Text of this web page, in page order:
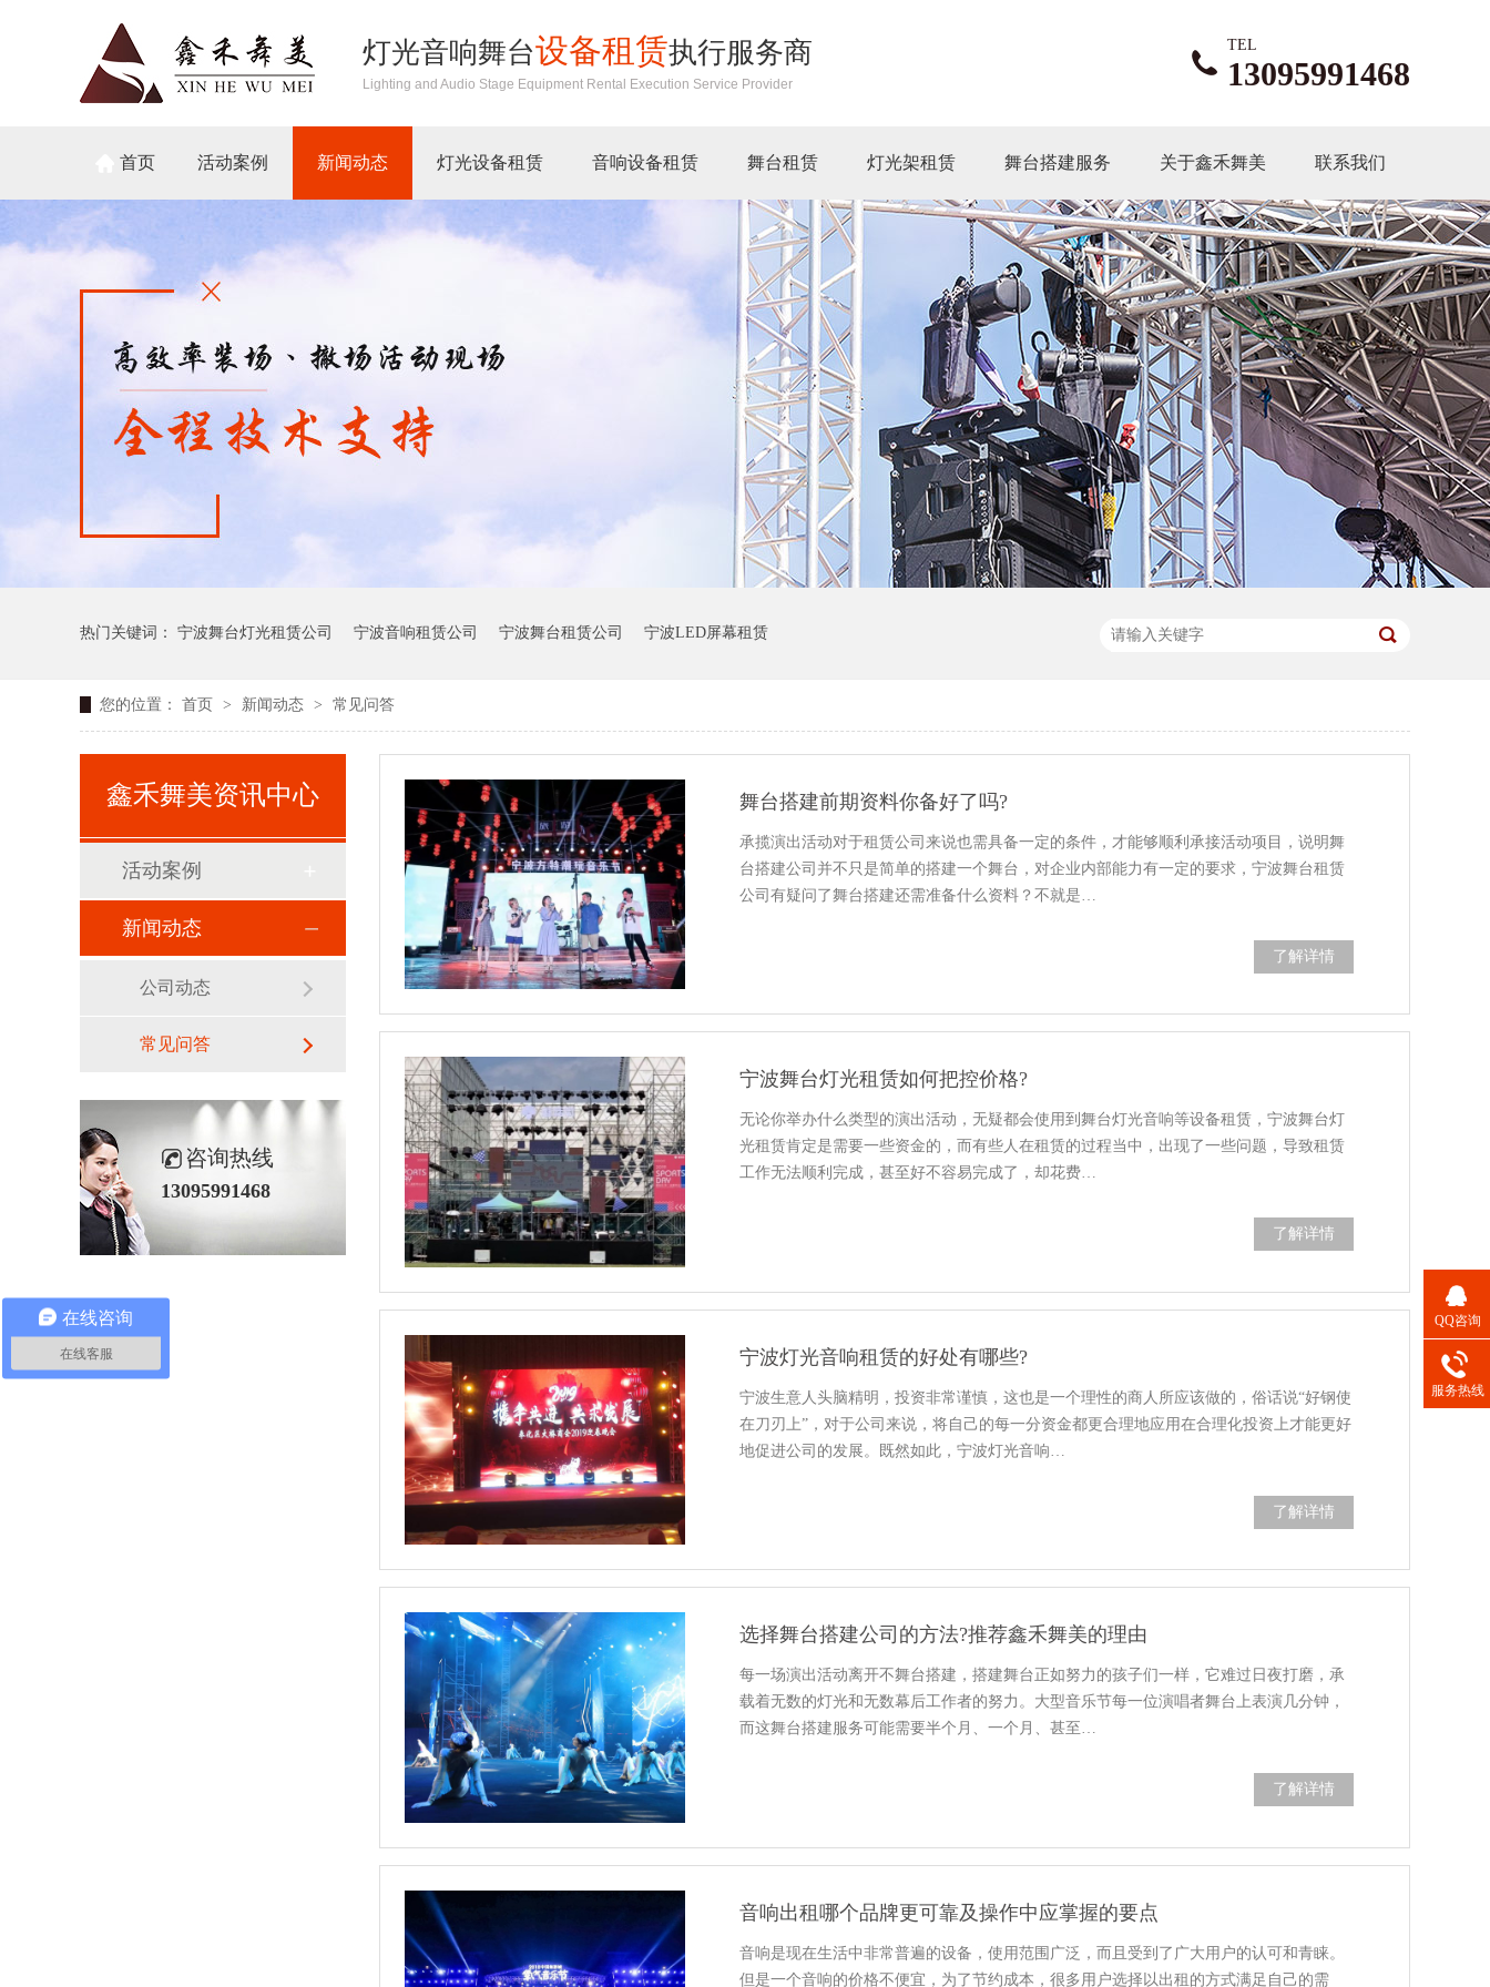
灯光音响舞台设备租赁执行服务商
Lighting and Audio Stage Equipment Rental Execution Service Provider
TEL
13095991468
首页 活动案例 新闻动态 灯光设备租赁 音响设备租赁 舞台租赁 灯光架租赁 舞台搭建服务 关于鑫禾舞美 联系我们
热门关键词： 宁波舞台灯光租赁公司 宁波音响租赁公司 宁波舞台租赁公司 宁波LED屏幕租赁
您的位置： 首页 > 新闻动态 > 常见问答
鑫禾舞美资讯中心
活动案例
新闻动态
公司动态
常见问答
咨询热线
13095991468
舞台搭建前期资料你备好了吗?
承揽演出活动对于租赁公司来说也需具备一定的条件，才能够顺利承接活动项目，说明舞
台搭建公司并不只是简单的搭建一个舞台，对企业内部能力有一定的要求，宁波舞台租赁
公司有疑问了舞台搭建还需准备什么资料？不就是…
了解详情
宁波舞台灯光租赁如何把控价格?
无论你举办什么类型的演出活动，无疑都会使用到舞台灯光音响等设备租赁，宁波舞台灯
光租赁肯定是需要一些资金的，而有些人在租赁的过程当中，出现了一些问题，导致租赁
工作无法顺利完成，甚至好不容易完成了，却花费…
了解详情
宁波灯光音响租赁的好处有哪些?
宁波生意人头脑精明，投资非常谨慎，这也是一个理性的商人所应该做的，俗话说“好钢使
在刀刃上”，对于公司来说，将自己的每一分资金都更合理地应用在合理化投资上才能更好
地促进公司的发展。既然如此，宁波灯光音响…
了解详情
选择舞台搭建公司的方法?推荐鑫禾舞美的理由
每一场演出活动离开不舞台搭建，搭建舞台正如努力的孩子们一样，它难过日夜打磨，承
载着无数的灯光和无数幕后工作者的努力。大型音乐节每一位演唱者舞台上表演几分钟，
而这舞台搭建服务可能需要半个月、一个月、甚至…
了解详情
音响出租哪个品牌更可靠及操作中应掌握的要点
音响是现在生活中非常普遍的设备，使用范围广泛，而且受到了广大用户的认可和青睐。
但是一个音响的价格不便宜，为了节约成本，很多用户选择以出租的方式满足自己的需
QQ咨询
服务热线
在线咨询
在线客服